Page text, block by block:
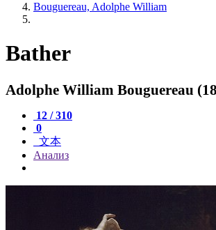
Bouguereau, Adolphe William
Bather
Adolphe William Bouguereau
12 / 310
0
文本
Анализ